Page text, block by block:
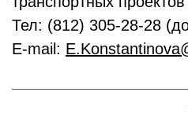
Тел: (812) 305-28-28
E-mail: